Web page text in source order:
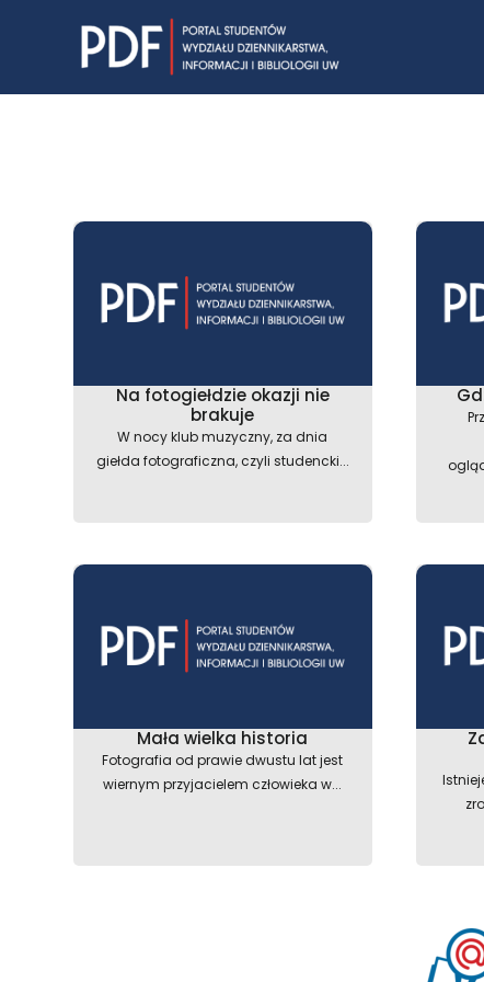
Na fotogiełdzie okazji nie
brakuje
W nocy klub muzyczny, za dnia
giełda fotograficzna, czyli studencki...
Mała wielka historia
Fotografia od prawie dwustu lat jest
wiernym przyjacielem człowieka w...